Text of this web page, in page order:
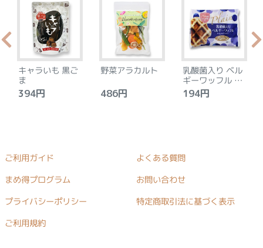
キャラいも 黒ご
ま
394円
野菜アラカルト
486円
乳酸菌入り ベル
ギーワッフル プ
レーン
194円
ご利用ガイド よくある質問
まめ得プログラム お問い合わせ
プライバシーポリシー 特定商取引法に基づく表示
ご利用規約